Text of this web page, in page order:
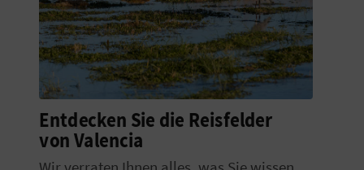
Entdecken Sie die Reisfelder
von Valencia